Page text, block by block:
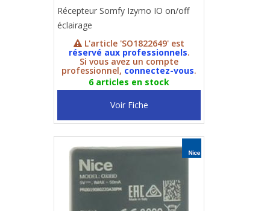
Récepteur Somfy Izymo IO on/off
éclairage
L'article 'SO1822649' est
réservé aux professionnels.
Si vous avez un compte
professionnel, connectez-vous.
6 articles en stock
Voir Fiche